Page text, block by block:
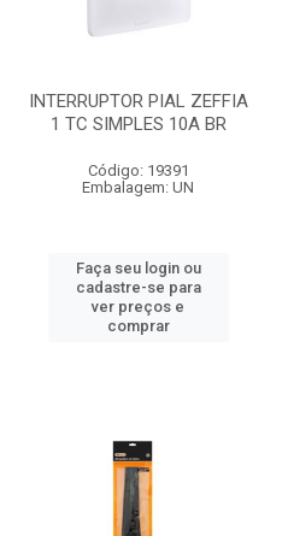
INTERRUPTOR PIAL ZEFFIA
1 TC SIMPLES 10A BR
Código: 19391
Embalagem: UN
Faça seu login ou
cadastre-se para
ver preços e
comprar